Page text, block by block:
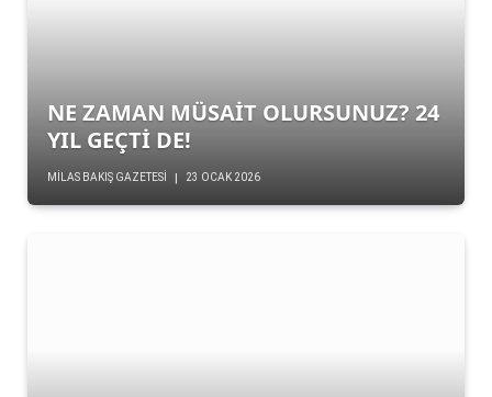
NE ZAMAN MÜSAİT OLURSUNUZ? 24
YIL GEÇTİ DE!
MILAS BAKIŞ GAZETESI 23 OCAK 2026